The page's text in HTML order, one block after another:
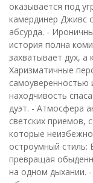
оказывается под
камердинер Дживс
абсурда. -
история полна
захватывает дух, а
Харизматичные
самоуверенностью
находчивость
дуэт. - Атмосфера
светских приемов,
которые неизбежно
остроумный стиль:
превращая
на одном дыхании.